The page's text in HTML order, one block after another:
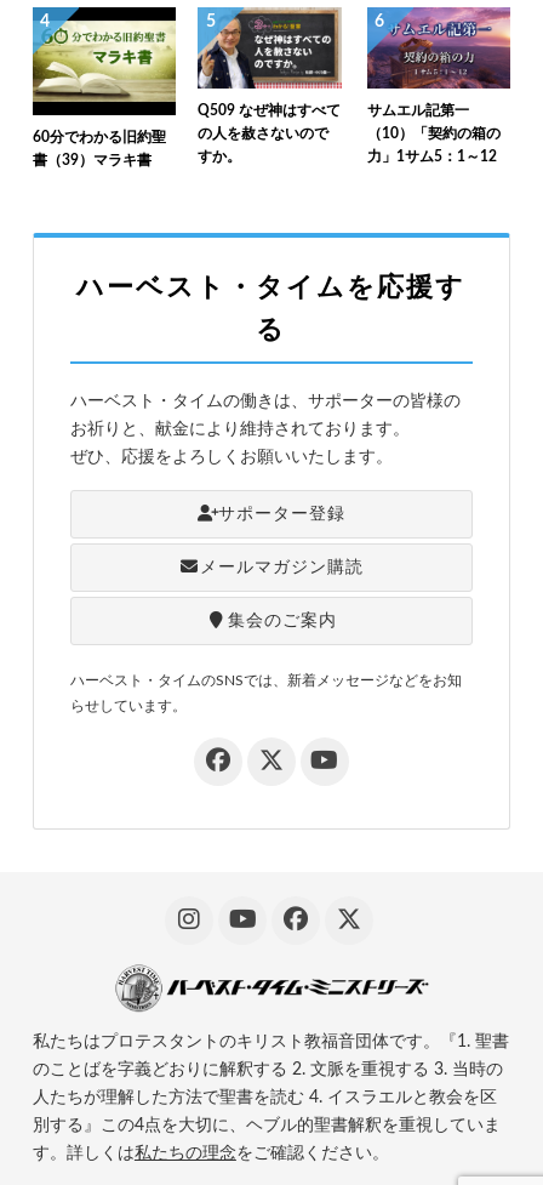
4
60分でわかる旧約聖
書（39）マラキ書
5
Q509 なぜ神はすべて
の人を赦さないので
すか。
6
サムエル記第一
（10）「契約の箱の
力」1サム5：1～12
ハーベスト・タイムを応援す
る
ハーベスト・タイムの働きは、サポーターの皆様の
お祈りと、献金により維持されております。
ぜひ、応援をよろしくお願いいたします。
サポーター登録
メールマガジン購読
集会のご案内
ハーベスト・タイムのSNSでは、新着メッセージなどをお知
らせしています。
私たちはプロテスタントのキリスト教福音団体です。『1. 聖書
のことばを字義どおりに解釈する 2. 文脈を重視する 3. 当時の
人たちが理解した方法で聖書を読む 4. イスラエルと教会を区
別する』この4点を大切に、ヘブル的聖書解釈を重視していま
す。詳しくは私たちの理念をご確認ください。